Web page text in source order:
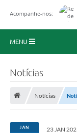
Acompanhe-nos:
MENU
Portal da
Notícias
Notícias
JAN 23 JAN